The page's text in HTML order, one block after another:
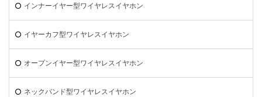
インナーイヤー型ワイヤレスイヤホン
イヤーカフ型ワイヤレスイヤホン
オープンイヤー型ワイヤレスイヤホン
ネックバンド型ワイヤレスイヤホン